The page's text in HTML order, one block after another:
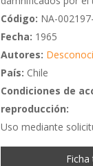
Código: NA-
Fecha: 1965
Autores:
País: Chile
Condiciones de
reproducción:
Uso mediante
Ficha